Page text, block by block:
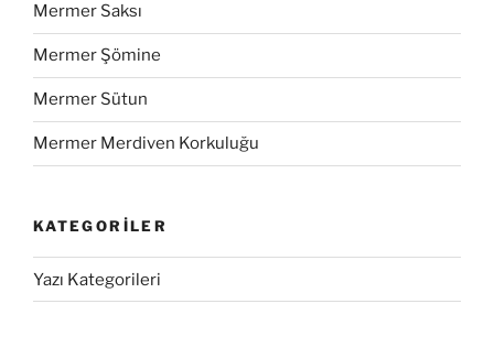
Mermer Saksı
Mermer Şömine
Mermer Sütun
Mermer Merdiven Korkuluğu
KATEGORILER
Yazı Kategorileri